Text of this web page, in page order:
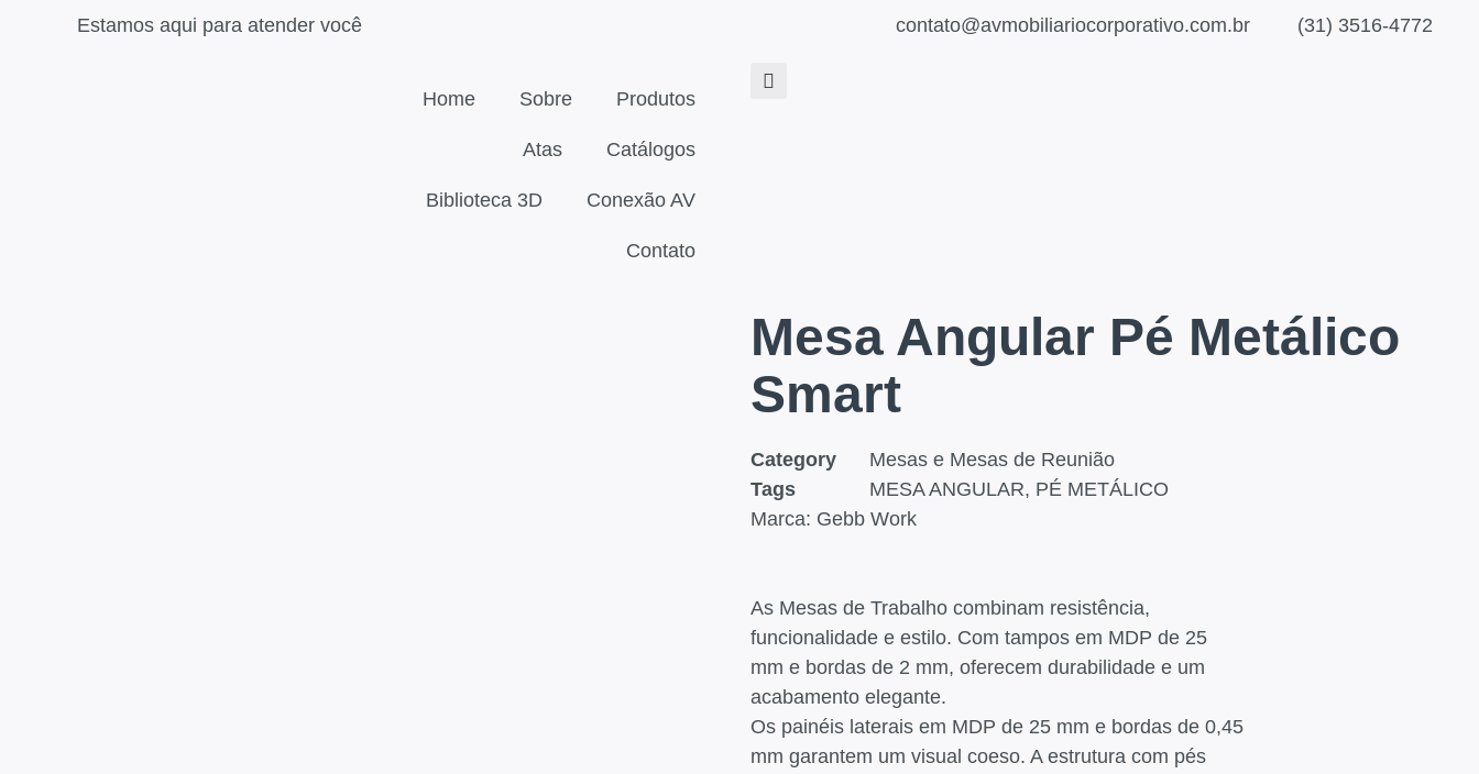
Estamos aqui para atender você contato@avmobiliariocorporativo.com.br (31) 3516-4772
Home Sobre Produtos
Atas Catálogos
Biblioteca 3D Conexão AV
Contato
Mesa Angular Pé Metálico
Smart
Category
Mesas e Mesas de Reunião
Tags
MESA ANGULAR, PÉ METÁLICO
Marca: Gebb Work
As Mesas de Trabalho combinam resistência,
funcionalidade e estilo. Com tampos em MDP de 25
mm e bordas de 2 mm, oferecem durabilidade e um
acabamento elegante.
Os painéis laterais em MDP de 25 mm e bordas de 0,45
mm garantem um visual coeso. A estrutura com pés